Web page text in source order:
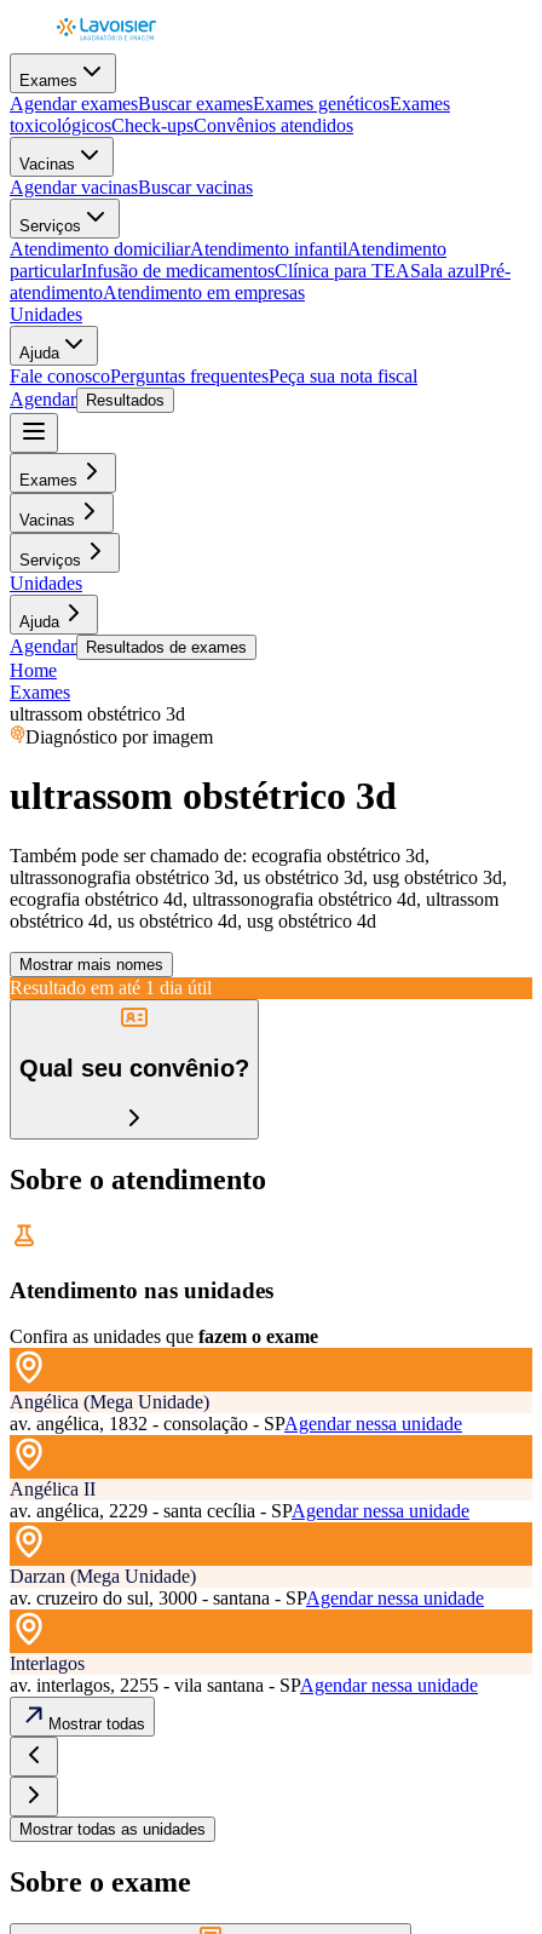
Exames
Agendar examesBuscar examesExames genéticosExames
toxicológicosCheck-upsConvênios atendidos
Vacinas
Agendar vacinasBuscar vacinas
Serviços
Atendimento domiciliarAtendimento infantilAtendimento
particularInfusão de medicamentosClínica para TEASala azulPré-
atendimentoAtendimento em empresas
Unidades
Ajuda
Fale conoscoPerguntas frequentesPeça sua nota fiscal
Agendar
Resultados
Exames
Vacinas
Serviços
Unidades
Ajuda
Agendar Resultados de exames
Home
Exames
ultrassom obstétrico 3d
Diagnóstico por imagem
ultrassom obstétrico 3d
Também pode ser chamado de: ecografia obstétrico 3d,
ultrassonografia obstétrico 3d, us obstétrico 3d, usg obstétrico 3d,
ecografia obstétrico 4d, ultrassonografia obstétrico 4d, ultrassom
obstétrico 4d, us obstétrico 4d, usg obstétrico 4d
Mostrar mais nomes
Resultado em até 1 dia útil
Qual seu convênio?
Sobre o atendimento
Atendimento nas unidades
Confira as unidades que fazem o exame
Angélica (Mega Unidade)
av. angélica, 1832 - consolação - SPAgendar nessa unidade
Angélica II
av. angélica, 2229 - santa cecília - SPAgendar nessa unidade
Darzan (Mega Unidade)
av. cruzeiro do sul, 3000 - santana - SPAgendar nessa unidade
Interlagos
av. interlagos, 2255 - vila santana - SPAgendar nessa unidade
Mostrar todas
Mostrar todas as unidades
Sobre o exame